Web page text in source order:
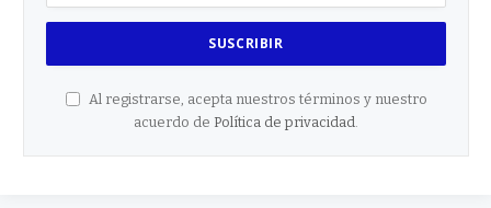
Al registrarse, acepta nuestros términos y nuestro
acuerdo de Política de privacidad